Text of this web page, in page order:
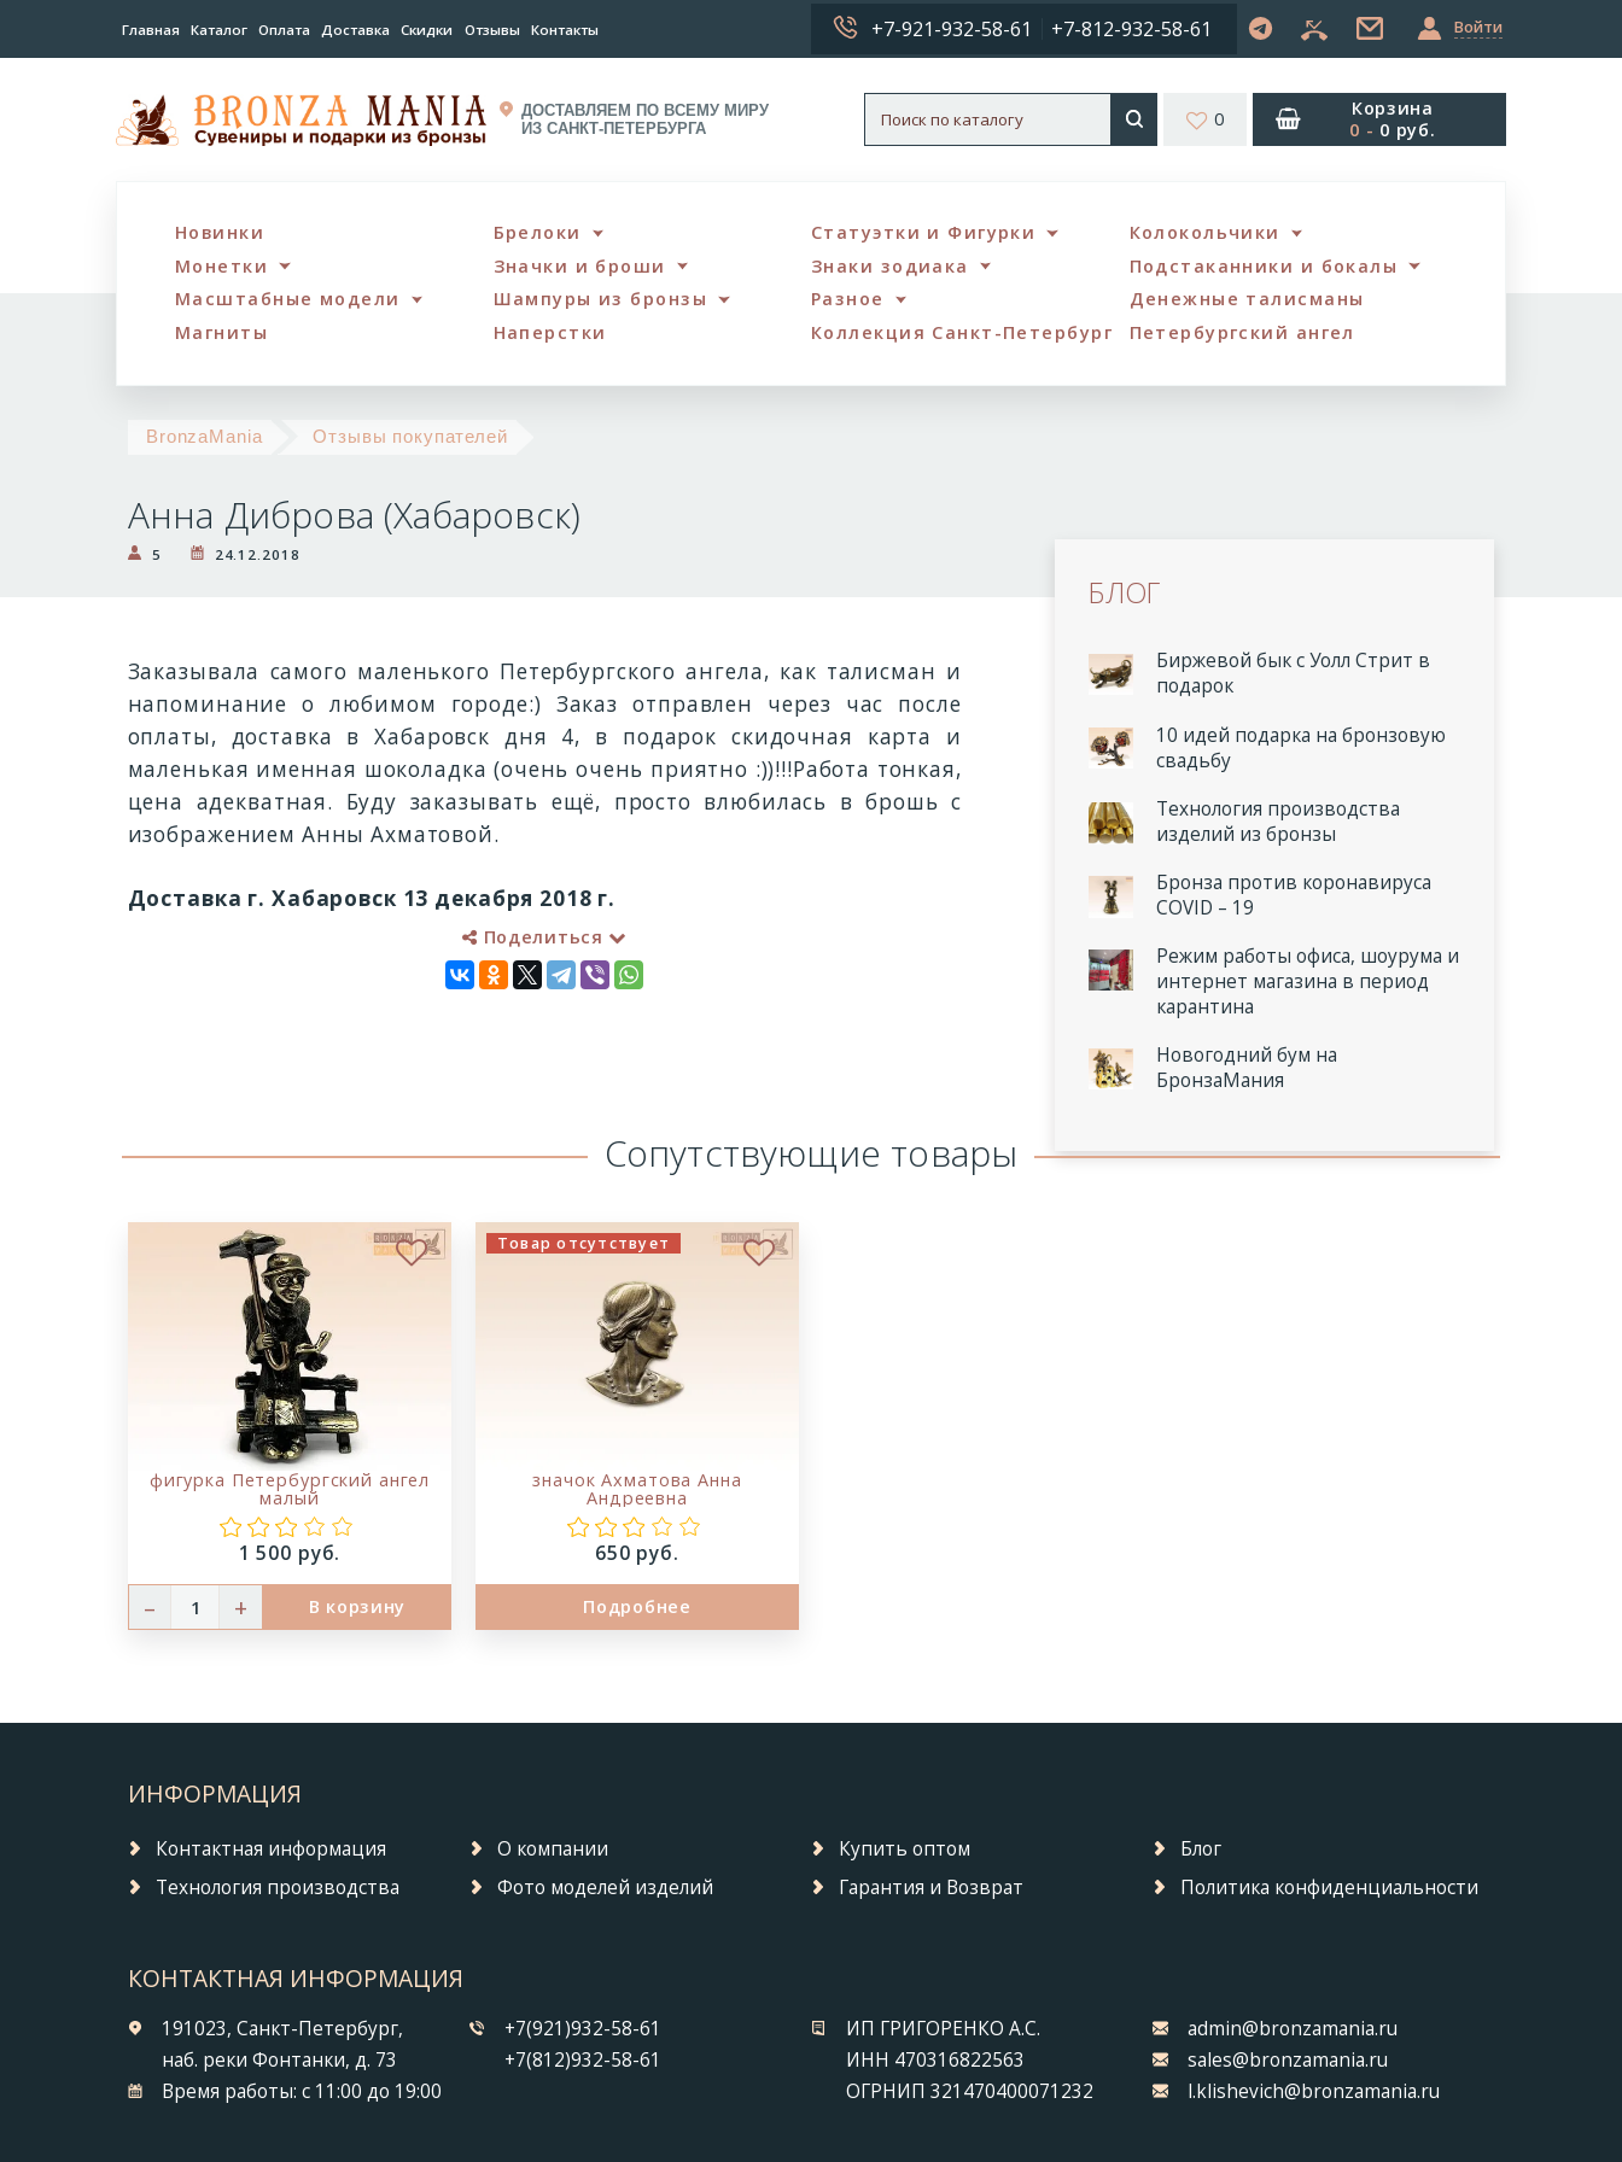
Главная Каталог Оплата Доставка Скидки Отзывы Контакты +7-921-932-58-61 +7-812-932-58-61 Войти
ДОСТАВЛЯЕМ ПО ВСЕМУ МИРУ
ИЗ САНКТ-ПЕТЕРБУРГА
0
Корзина
0 - 0 руб.
Новинки Брелоки Статуэтки и Фигурки
Колокольчики
Монетки
Значки и броши Знаки зодиака
Подстаканники и бокалы
Масштабные модели
Шампуры из бронзы Разное
Денежные талисманы
Магниты
Наперстки Коллекция Санкт-Петербург Петербургский ангел
BronzaMania Отзывы покупателей
(Хабаровск)
Анна Диброва (Хабаровск)
5 24.12.2018
Заказывала самого маленького Петербургского ангела, как талисман и
напоминание о любимом городе:) Заказ отправлен через час после
оплаты, доставка в Хабаровск дня 4, в подарок скидочная карта и
маленькая именная шоколадка (очень очень приятно :))!!!Работа тонкая,
цена адекватная. Буду заказывать ещё, просто влюбилась в брошь с
изображением Анны Ахматовой.
Доставка г. Хабаровск 13 декабря 2018 г.
Поделиться
БЛОГ
Биржевой бык с Уолл Стрит в
подарок
10 идей подарка на бронзовую
свадьбу
Технология производства
изделий из бронзы
Бронза против коронавируса
COVID – 19
Режим работы офиса, шоурума и
интернет магазина в период
карантина
Новогодний бум на
БронзаМания
Сопутствующие товары
фигурка Петербургский ангел
малый
Цена:
1 500 руб.
– + В корзину
значок Ахматова Анна
Андреевна
Цена:
650 руб.
Товар отсутствует
Подробнее
ИНФОРМАЦИЯ
Контактная информация О компании Купить оптом
Блог
Технология производства
Фото моделей изделий Гарантия и Возврат Политика конфиденциальности
КОНТАКТНАЯ ИНФОРМАЦИЯ
191023, Санкт-Петербург,
наб. реки Фонтанки, д. 73
Время работы: с 11:00 до 19:00
+7(921)932-58-61
+7(812)932-58-61
ИП ГРИГОРЕНКО А.С.
ИНН 470316822563
ОГРНИП 321470400071232
admin@bronzamania.ru
sales@bronzamania.ru
l.klishevich@bronzamania.ru